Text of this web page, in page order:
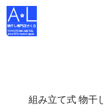
物干し竿 物干し台 布
。スタンダードな物干
し-- 創業45年の老舗物
組み立て式 物干